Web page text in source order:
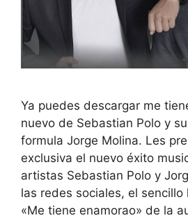
Ya puedes descargar me
nuevo de Sebastian Polo y
formula Jorge Molina. Les
exclusiva el nuevo éxito
artistas Sebastian Polo y
las redes sociales, el
«Me tiene enamorao» de la